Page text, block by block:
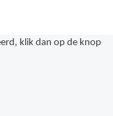
klik dan op de knop